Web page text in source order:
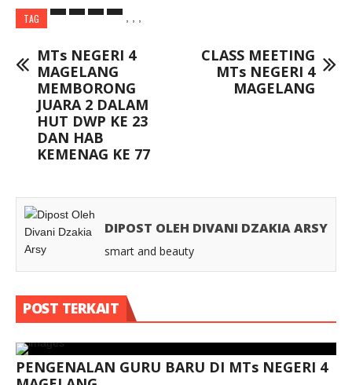
TAG
MTs NEGERI 4
MAGELANG
MEMBORONG
JUARA 2 DALAM
HUT DWP KE 23
DAN HAB
KEMENAG KE 77
CLASS MEETING
MTs NEGERI 4
MAGELANG
DIPOST OLEH DIVANI DZAKIA ARSY
smart and beauty
POST TERKAIT
PENGENALAN GURU BARU DI MTs NEGERI 4